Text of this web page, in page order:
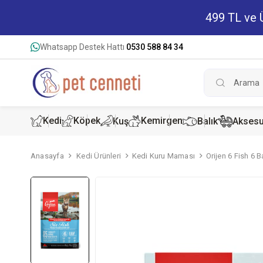
499 TL ve
Whatsapp Destek Hattı 0530 588 84 34
Kedi Köpek Kuş Kemirgen Balık
Anasayfa Kedi Ürünleri Kedi Kuru Maması Orijen 6 Fish 6